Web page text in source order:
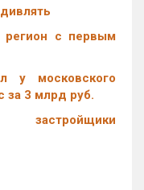
регион с первым
у московского
за 3 млрд руб.
застройщики